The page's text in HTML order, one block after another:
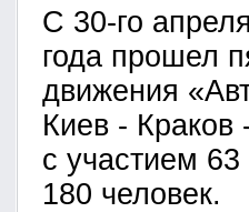
С 30-го
года прошел
движения
Киев - Краков
с участием
180 человек.